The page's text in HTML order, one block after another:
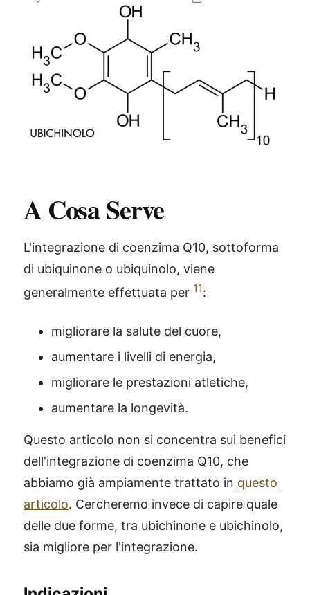
A Cosa Serve
L'integrazione di coenzima Q10, sottoforma
di ubiquinone o ubiquinolo, viene
generalmente effettuata per 11:
migliorare la salute del cuore,
aumentare i livelli di energia,
migliorare le prestazioni atletiche,
aumentare la longevità.
Questo articolo non si concentra sui benefici
dell'integrazione di coenzima Q10, che
abbiamo già ampiamente trattato in questo
articolo. Cercheremo invece di capire quale
delle due forme, tra ubichinone e ubichinolo,
sia migliore per l'integrazione.